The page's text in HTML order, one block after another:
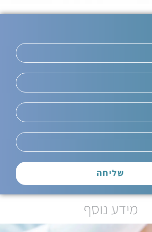
שליחה
מידע נוסף